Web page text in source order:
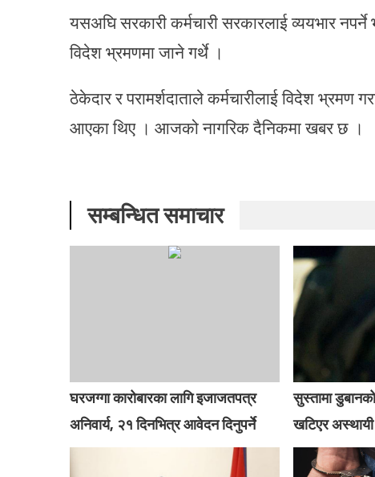
यसअघि सरकारी कर्मचारी सरकारलाई व्ययभार
विदेश भ्रमणमा जाने गर्थे ।
ठेकेदार र परामर्शदाताले कर्मचारीलाई विदेश
आएका थिए । आजको नागरिक दैनिकमा खबर छ ।
सम्बन्धित समाचार
घरजग्गा कारोबारका लागि इजाजतपत्र
अनिवार्य, २१ दिनभित्र आवेदन दिनुपर्ने
सुस्तामा
खटिएर